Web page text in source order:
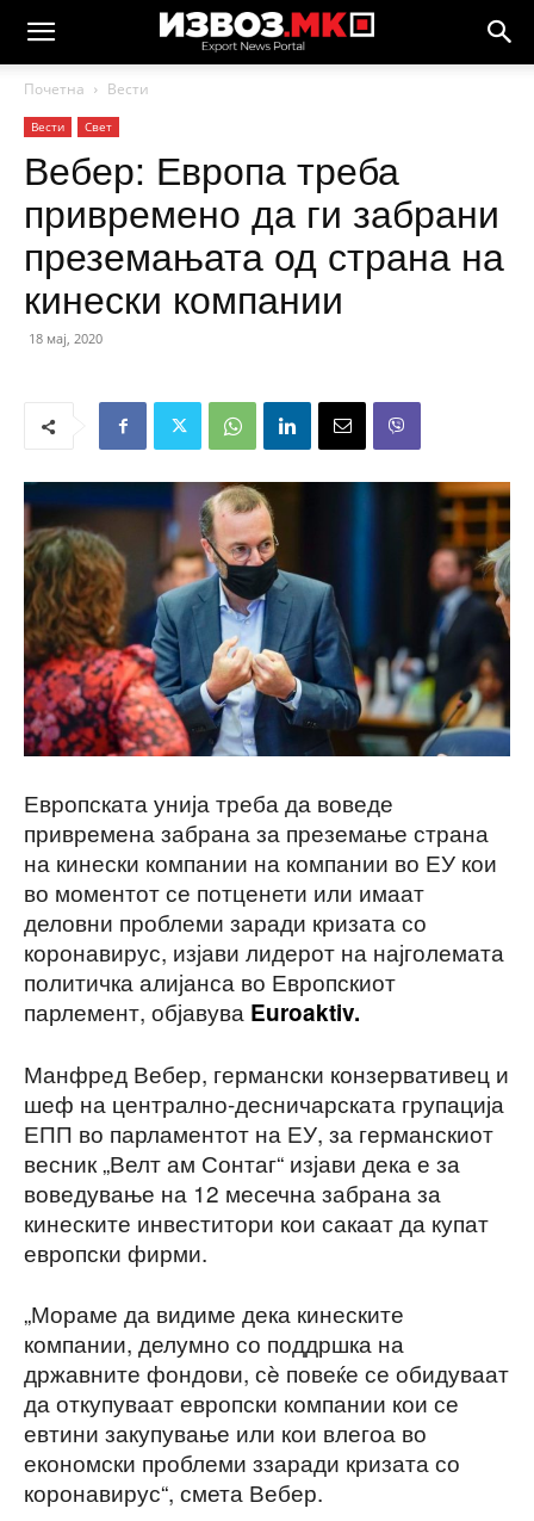
Почетна Вести
Вести Свет
Вебер: Европа треба
привремено да ги забрани
преземањата од страна на
кинески компании
18 мај, 2020
Европската унија треба да воведе
привремена забрана за преземање страна
на кинески компании на компании во ЕУ кои
во моментот се потценети или имаат
деловни проблеми заради кризата со
коронавирус, изјави лидерот на најголемата
политичка алијанса во Европскиот
парлемент, објавува Euroaktiv.
Манфред Вебер, германски конзервативец и
шеф на централно-десничарската групација
ЕПП во парламентот на ЕУ, за германскиот
весник „Велт ам Сонтаг“ изјави дека е за
воведување на 12 месечна забрана за
кинеските инвеститори кои сакаат да купат
европски фирми.
„Мораме да видиме дека кинеските
компании, делумно со поддршка на
државните фондови, сè повеќе се обидуваат
да откупуваат европски компании кои се
евтини закупување или кои влегоа во
економски проблеми ззаради кризата со
коронавирус“, смета Вебер.